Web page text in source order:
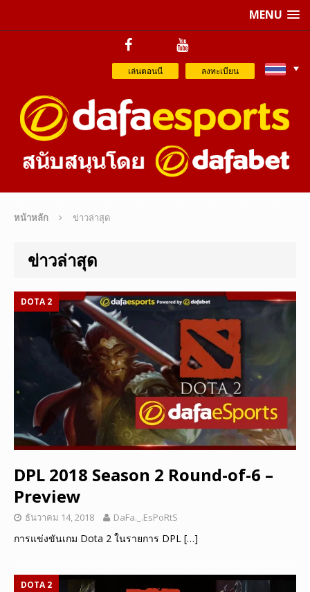
MENU
เล่นตอนนี ลงทะเบียน
หน้าหลัก ข่าวล่าสุด
ข่าวล่าสุด
DOTA 2
DPL 2018 Season 2 Round-of-6 –
Preview
ธันวาคม 14, 2018 DaFa._.EsPoRtS
การแข่งขันเกม Dota 2 ในรายการ DPL […]
DOTA 2